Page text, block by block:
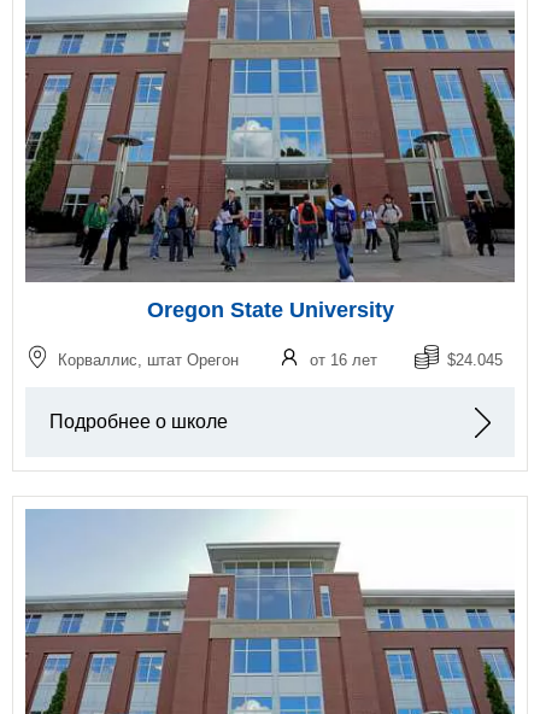
Oregon State University
Корваллис, штат Орегон от 16 лет $24.045
Подробнее о школе